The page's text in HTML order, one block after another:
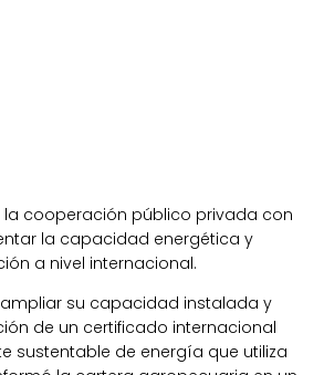
cooperación público privada con
la capacidad energética y
a nivel internacional.
su capacidad instalada y
de un certificado internacional
sustentable de energía que utiliza